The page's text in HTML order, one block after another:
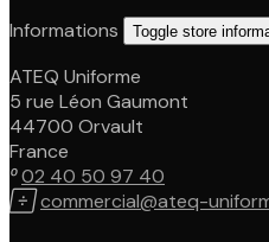
Informations
Toggle store
ATEQ Uniforme
5 rue Léon Gaumont
44700 Orvault
France
02 40 50 97 40
commercial@ateq-